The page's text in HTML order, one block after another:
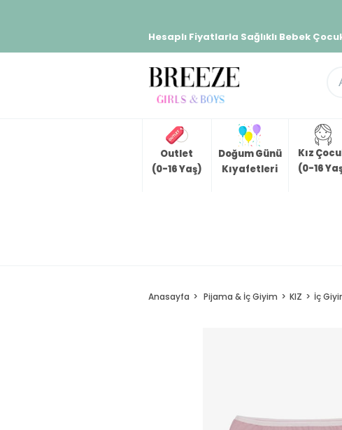
Hesaplı Fiyatlarla Sağlıklı Bebek
Outlet
(0-16 Yaş)
Doğum Günü
Kıyafetleri
Kız
(0-16
Anasayfa Pijama & İç Giyim KIZ İç